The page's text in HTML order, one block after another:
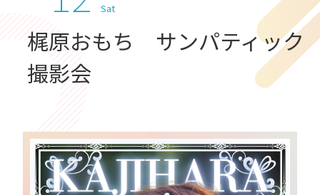
Sat
梶原おもち サンパティック
撮影会